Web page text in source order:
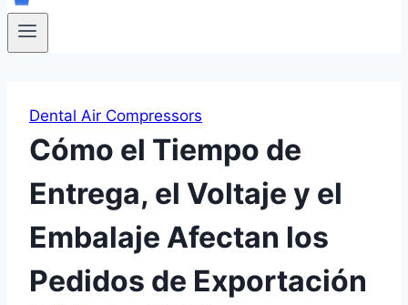
Dental Air Compressors
Cómo el Tiempo de
Entrega, el Voltaje y el
Embalaje Afectan los
Pedidos de Exportación